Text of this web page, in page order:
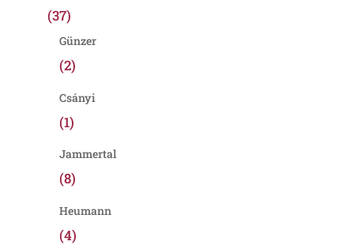
(37)
Günzer
(2)
Csányi
(1)
Jammertal
(8)
Heumann
(4)